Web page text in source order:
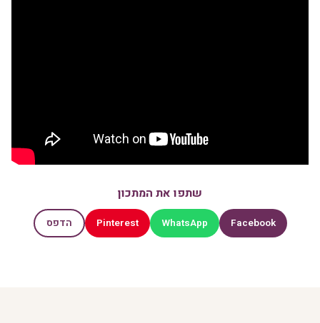
שתפו את המתכון
Facebook
WhatsApp
Pinterest הדפס